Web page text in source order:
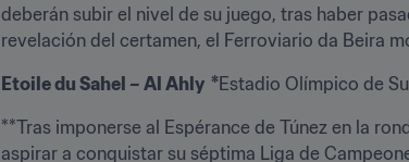
deberán subir el nivel de su juego, tras haber
revelación del certamen, el Ferroviario da Beira
Etoile du Sahel – Al Ahly  *Estadio Olímpico de
**Tras imponerse al Espérance de Túnez en la
aspirar a conquistar su séptima Liga de